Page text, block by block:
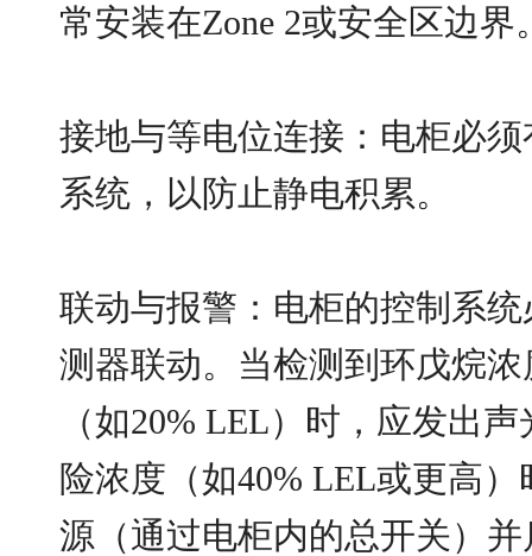
常安装在Zone 2或安全区边界
接地与等电位连接：电柜必
系统，以防止静电积累。
联动与报警：电柜的控制系
测器联动。当检测到环戊烷
（如20% LEL）时，应发出
险浓度（如40% LEL或更高
源（通过电柜内的总开关）